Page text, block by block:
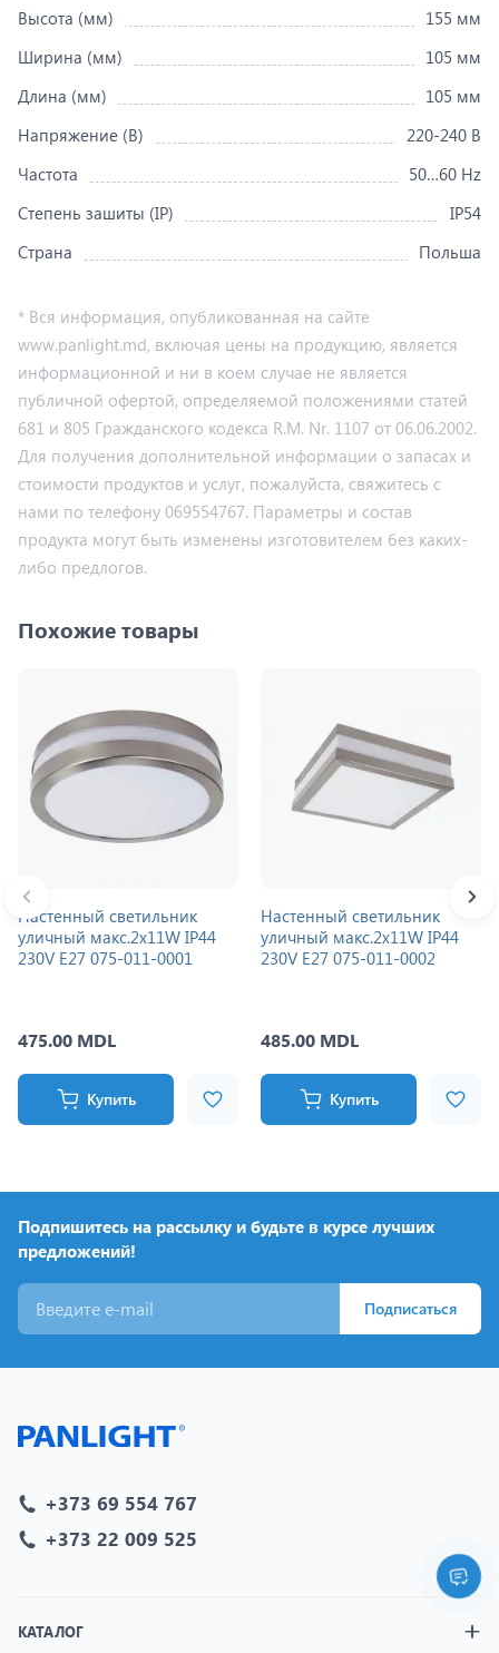
Высота (мм)
155 мм
Ширина (мм)
105 мм
Длина (мм)
105 мм
Напряжение (В)
220-240 В
Частота
50…60 Hz
Степень зашиты (IP)
IP54
Страна
Польша
* Вся информация, опубликованная на сайте
www.panlight.md, включая цены на продукцию, является
информационной и ни в коем случае не является
публичной офертой, определяемой положениями статей
681 и 805 Гражданского кодекса R.M. Nr. 1107 от 06.06.2002.
Для получения дополнительной информации о запасах и
стоимости продуктов и услуг, пожалуйста, свяжитесь с
нами по телефону 069554767. Параметры и состав
продукта могут быть изменены изготовителем без каких-
либо предлогов.
Похожие товары
Настенный светильник
уличный макс.2x11W IP44
230V E27 075-011-0001
475.00 MDL
Купить
Настенный светильник
уличный макс.2x11W IP44
230V E27 075-011-0002
485.00 MDL
Купить
Подпишитесь на рассылку и будьте в курсе лучших
предложений!
Подписаться
+373 69 554 767
+373 22 009 525
КАТАЛОГ